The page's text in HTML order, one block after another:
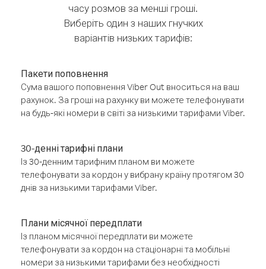
часу розмов за менші гроші.
Виберіть один з наших гнучких
варіантів низьких тарифів:
Пакети поповнення
Сума вашого поповнення Viber Out вноситься на ваш
рахунок. За гроші на рахунку ви можете телефонувати
на будь-які номери в світі за низькими тарифами Viber.
30-денні тарифні плани
Із 30-денним тарифним планом ви можете
телефонувати за кордон у вибрану країну протягом 30
днів за низькими тарифами Viber.
Плани місячної передплати
Із планом місячної передплати ви можете
телефонувати за кордон на стаціонарні та мобільні
номери за низькими тарифами без необхідності